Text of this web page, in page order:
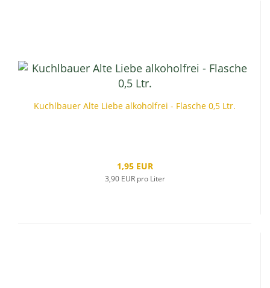
Kuchlbauer Alte Liebe alkoholfrei - Flasche 0,5 Ltr.
1,95 EUR
3,90 EUR pro Liter